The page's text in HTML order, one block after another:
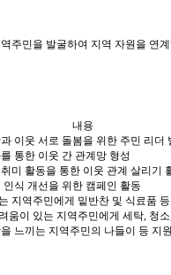
주민을 발굴하여 지역 자원을
내용
이웃 서로 돌봄을 위한 주민 리더
통한 이웃 간 관계망 형성
미 활동을 통한 이웃 관계 살리기
인식 개선을 위한 캠페인 활동
지역주민에게 밑반찬 및 식료품 등
움이 있는 지역주민에게 세탁, 청
느끼는 지역주민의 나들이 등 지원